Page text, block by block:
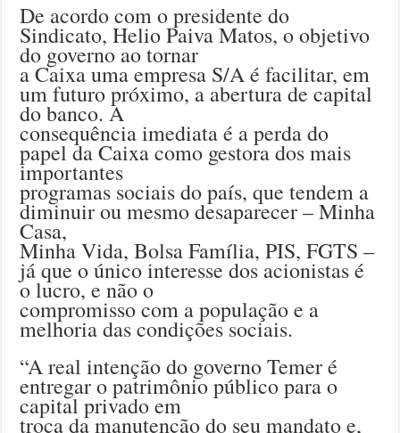
De acordo com o presidente do
Sindicato, Helio Paiva Matos, o objetivo
do governo ao tornar
a Caixa uma empresa S/A é facilitar, em
um futuro próximo, a abertura de capital
do banco. A
consequência imediata é a perda do
papel da Caixa como gestora dos mais
importantes
programas sociais do país, que tendem a
diminuir ou mesmo desaparecer – Minha
Casa,
Minha Vida, Bolsa Família, PIS, FGTS –
já que o único interesse dos acionistas é
o lucro, e não o
compromisso com a população e a
melhoria das condições sociais.
“A real intenção do governo Temer é
entregar o patrimônio público para o
capital privado em
troca da manutenção do seu mandato e,